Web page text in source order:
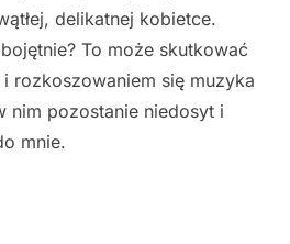
delikatnej kobietce.
To może skutkować
rozkoszowaniem się muzyka
nim pozostanie niedosyt i
mnie.